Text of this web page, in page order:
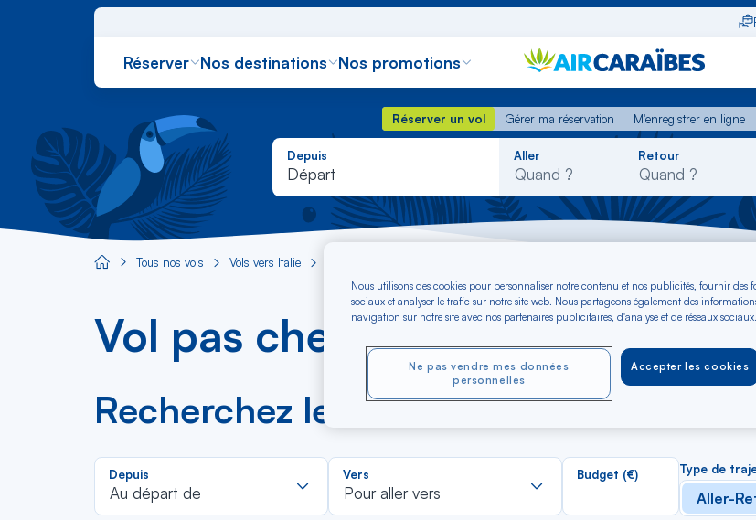
Réserver Nos destinations Nos promotions
Réserver un vol Gérer ma réservation M'enregistrer en ligne
Réserver un vol
Gérer ma réservation M'enregistrer en ligne
Depuis
Départ
Rechercher
dans
liste
Aller Retour
Aircaraibes.com
Tous nos vols Vols vers Italie
Vol pas cher vers Bologne dès €
Recherchez les meilleurs vols en A/R
Depuis
Au départ de
Rechercher
dans
la
Vers
Pour aller vers
Rechercher
la
Budget (€) Type de
Aller-
Nous utilisons des cookies pour personnaliser notre contenu et nos publicités, fournir des
sociaux et analyser le trafic sur notre site web. Nous partageons également des
navigation sur notre site avec nos partenaires publicitaires, d'analyse et de réseaux sociaux.
Accepter les cookies
Ne pas vendre mes données
personnelles